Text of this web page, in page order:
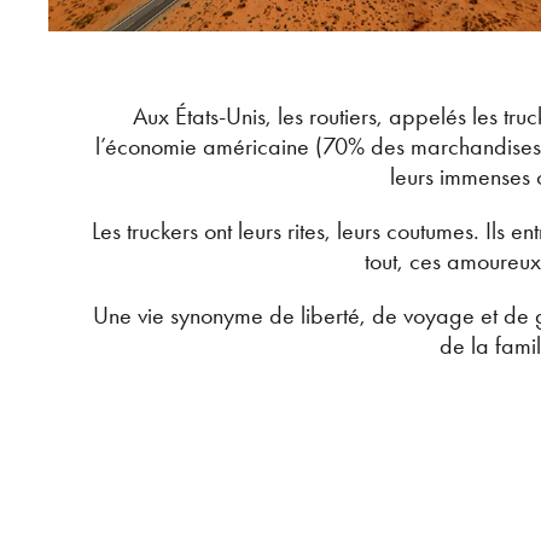
Aux États-Unis, les routiers, appelés les
l’économie américaine (70% des
leurs
Les truckers ont leurs rites, leurs coutumes. Ils
tout, ces
Une vie synonyme de liberté, de voyage et de
de la